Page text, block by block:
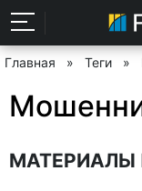
Главная » Теги »
МАТЕРИАЛЫ